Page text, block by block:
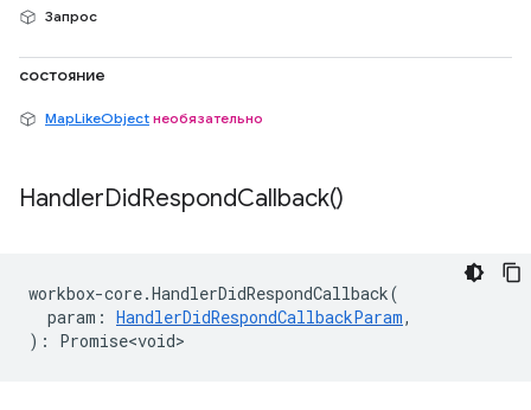
Запрос
состояние
MapLikeObject необязательно
HandlerDidRespondCallback()
workbox-core.HandlerDidRespondCallback(
param : HandlerDidRespondCallbackParam,
) : Promise<void>